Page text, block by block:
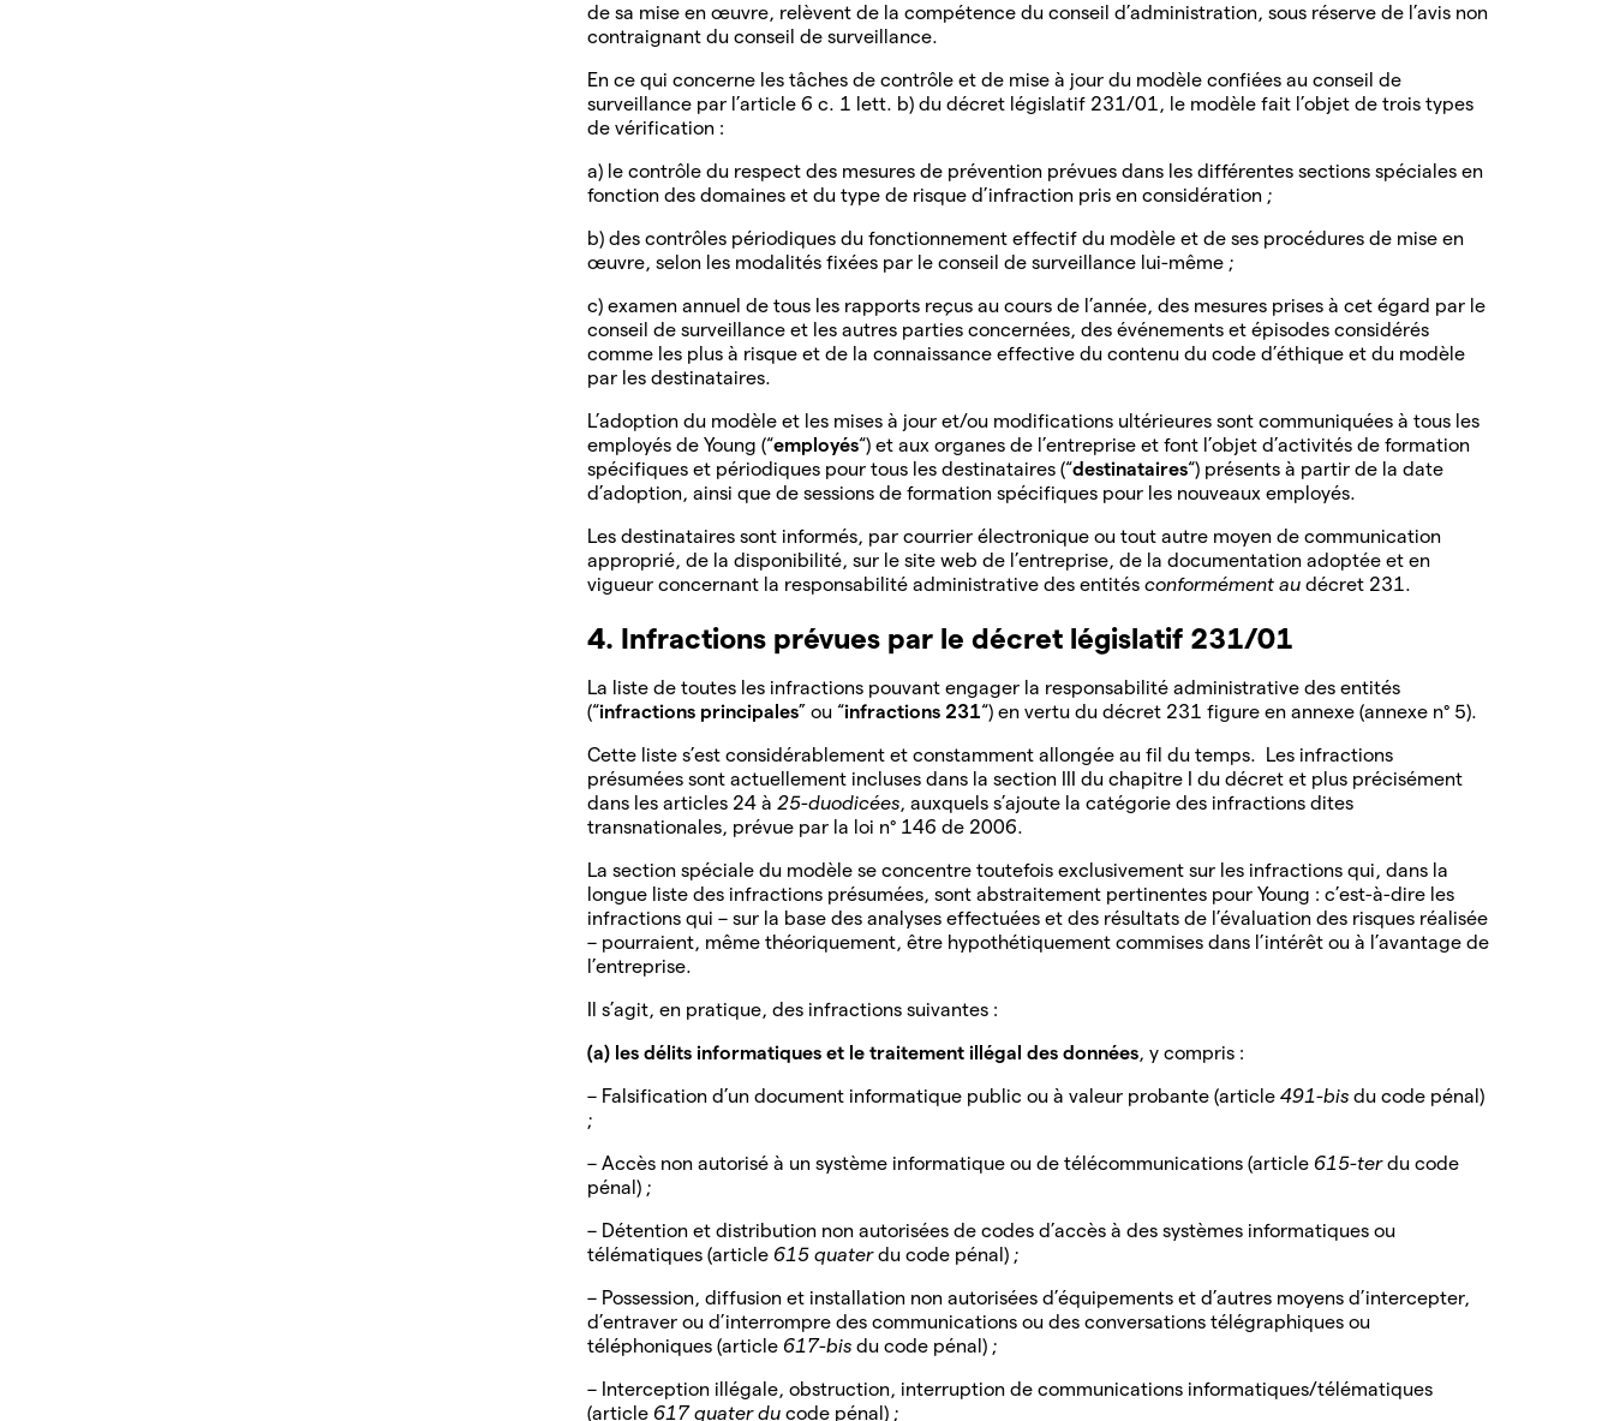
de sa mise en œuvre, relèvent de la compétence du conseil d’administration, sous réserve de l’avis non
contraignant du conseil de surveillance.
En ce qui concerne les tâches de contrôle et de mise à jour du modèle confiées au conseil de
surveillance par l’article 6 c. 1 lett. b) du décret législatif 231/01, le modèle fait l’objet de trois types
de vérification :
a) le contrôle du respect des mesures de prévention prévues dans les différentes sections spéciales en
fonction des domaines et du type de risque d’infraction pris en considération ;
b) des contrôles périodiques du fonctionnement effectif du modèle et de ses procédures de mise en
œuvre, selon les modalités fixées par le conseil de surveillance lui-même ;
c) examen annuel de tous les rapports reçus au cours de l’année, des mesures prises à cet égard par le
conseil de surveillance et les autres parties concernées, des événements et épisodes considérés
comme les plus à risque et de la connaissance effective du contenu du code d’éthique et du modèle
par les destinataires.
L’adoption du modèle et les mises à jour et/ou modifications ultérieures sont communiquées à tous les
employés de Young (“employés“) et aux organes de l’entreprise et font l’objet d’activités de formation
spécifiques et périodiques pour tous les destinataires (“destinataires“) présents à partir de la date
d’adoption, ainsi que de sessions de formation spécifiques pour les nouveaux employés.
Les destinataires sont informés, par courrier électronique ou tout autre moyen de communication
approprié, de la disponibilité, sur le site web de l’entreprise, de la documentation adoptée et en
vigueur concernant la responsabilité administrative des entités conformément au décret 231.
4. Infractions prévues par le décret législatif 231/01
La liste de toutes les infractions pouvant engager la responsabilité administrative des entités
(“infractions principales” ou “infractions 231“) en vertu du décret 231 figure en annexe (annexe n° 5).
Cette liste s’est considérablement et constamment allongée au fil du temps. Les infractions
présumées sont actuellement incluses dans la section III du chapitre I du décret et plus précisément
dans les articles 24 à 25-duodicées, auxquels s’ajoute la catégorie des infractions dites
transnationales, prévue par la loi n° 146 de 2006.
La section spéciale du modèle se concentre toutefois exclusivement sur les infractions qui, dans la
longue liste des infractions présumées, sont abstraitement pertinentes pour Young : c’est-à-dire les
infractions qui – sur la base des analyses effectuées et des résultats de l’évaluation des risques réalisée
– pourraient, même théoriquement, être hypothétiquement commises dans l’intérêt ou à l’avantage de
l’entreprise.
Il s’agit, en pratique, des infractions suivantes :
(a) les délits informatiques et le traitement illégal des données, y compris :
– Falsification d’un document informatique public ou à valeur probante (article 491-bis du code pénal)
;
– Accès non autorisé à un système informatique ou de télécommunications (article 615-terdu code
pénal) ;
– Détention et distribution non autorisées de codes d’accès à des systèmes informatiques ou
télématiques (article 615 quaterdu code pénal) ;
– Possession, diffusion et installation non autorisées d’équipements et d’autres moyens d’intercepter,
d’entraver ou d’interrompre des communications ou des conversations télégraphiques ou
téléphoniques (article 617-bis du code pénal) ;
– Interception illégale, obstruction, interruption de communications informatiques/télématiques
(article 617 quater du code pénal) ;